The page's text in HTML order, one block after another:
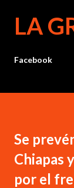
LA
Facebook
Se
Chiapas
por el